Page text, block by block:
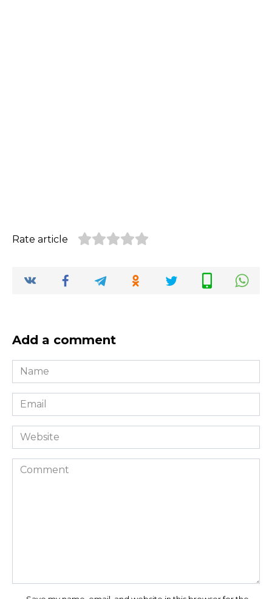
Rate article
Add a comment
Name
*
Email
*
Website
Comment